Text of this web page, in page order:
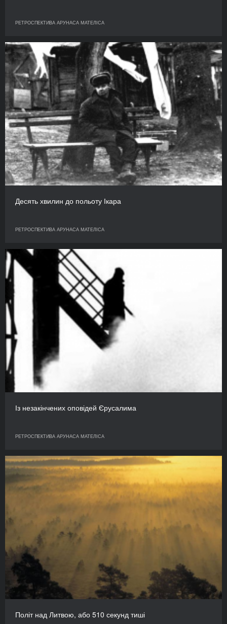
РЕТРОСПЕКТИВА АРУНАСА МАТЕЛІСА
Десять хвилин до польоту Ікара
РЕТРОСПЕКТИВА АРУНАСА МАТЕЛІСА
Із незакінчених оповідей Єрусалима
РЕТРОСПЕКТИВА АРУНАСА МАТЕЛІСА
Політ над Литвою, або 510 секунд тиші